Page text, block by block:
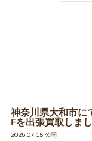
神奈川県大和市に
Fを出張買取しま
2026.07.15 公開